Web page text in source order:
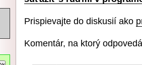
Prispievajte do diskusií ako
Komentár, na ktorý